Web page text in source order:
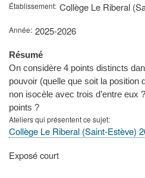
Établissement Collège Le Riberal
Année 2025-2026
Résumé
On considère 4 points distincts
pouvoir (quelle que soit la position
non isocèle avec trois d’entre eux
points ?
Ateliers qui présentent ce sujet
Collège Le Riberal (Saint-Estève)
Type
Exposé court